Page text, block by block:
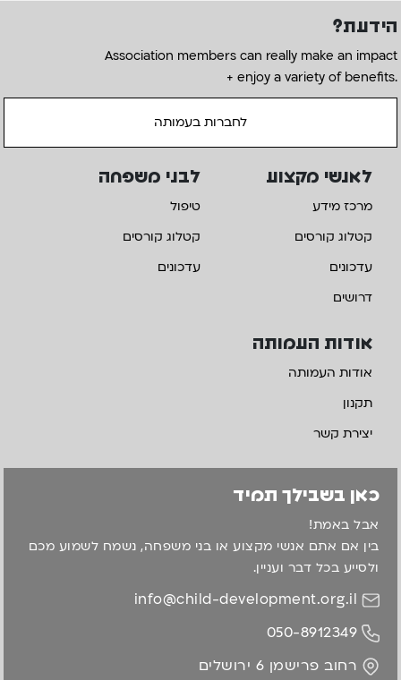
הידעת?
Association members can really make an impact
+ enjoy a variety of benefits.
לחברות בעמותה
אודות העמותה
אודות העמותה
תקנון
יצירת קשר
לאנשי מקצוע
מרכז מידע
קטלוג קורסים
עדכונים
דרושים
לבני משפחה
טיפול
קטלוג קורסים
עדכונים
כאן בשבילך תמיד
אבל באמת!
בין אם אתם אנשי מקצוע או בני משפחה, נשמח לשמוע מכם
ולסייע בכל דבר ועניין.
info@child-development.org.il
050-8912349
רחוב פרישמן 6 ירושלים